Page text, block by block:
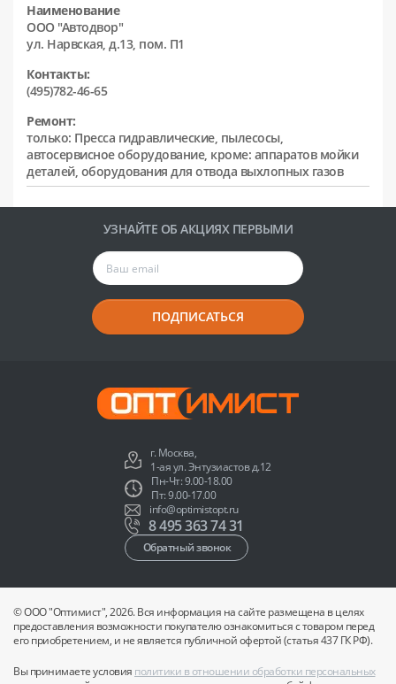
Наименование
ООО "Автодвор"
ул. Нарвская, д.13, пом. П1
Контакты:
(495)782-46-65
Ремонт:
только: Пресса гидравлические, пылесосы,
автосервисное оборудование, кроме: аппаратов мойки
деталей, оборудования для отвода выхлопных газов
УЗНАЙТЕ ОБ АКЦИЯХ ПЕРВЫМИ
ПОДПИСАТЬСЯ
г. Москва,
1-ая ул. Энтузиастов д.12
Пн-Чт: 9.00-18.00
Пт: 9.00-17.00
info@optimistopt.ru
8 495 363 74 31
Обратный звонок
© ООО "Оптимист", 2026. Вся информация на сайте размещена в целях
предоставления возможности покупателю ознакомиться с товаром перед
его приобретением, и не является публичной офертой (статья 437 ГК РФ).
Вы принимаете условия политики в отношении обработки персональных